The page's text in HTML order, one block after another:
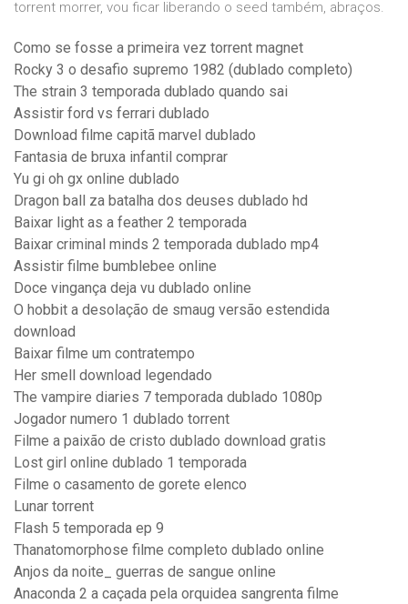
torrent morrer, vou ficar liberando o seed também, abraços.
Como se fosse a primeira vez torrent magnet
Rocky 3 o desafio supremo 1982 (dublado completo)
The strain 3 temporada dublado quando sai
Assistir ford vs ferrari dublado
Download filme capitã marvel dublado
Fantasia de bruxa infantil comprar
Yu gi oh gx online dublado
Dragon ball za batalha dos deuses dublado hd
Baixar light as a feather 2 temporada
Baixar criminal minds 2 temporada dublado mp4
Assistir filme bumblebee online
Doce vingança deja vu dublado online
O hobbit a desolação de smaug versão estendida
download
Baixar filme um contratempo
Her smell download legendado
The vampire diaries 7 temporada dublado 1080p
Jogador numero 1 dublado torrent
Filme a paixão de cristo dublado download gratis
Lost girl online dublado 1 temporada
Filme o casamento de gorete elenco
Lunar torrent
Flash 5 temporada ep 9
Thanatomorphose filme completo dublado online
Anjos da noite_ guerras de sangue online
Anaconda 2 a caçada pela orquidea sangrenta filme